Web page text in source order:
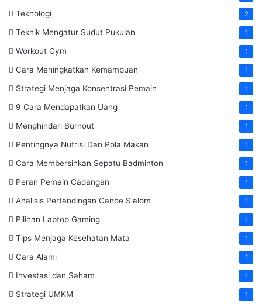
Teknologi 2
Teknik Mengatur Sudut Pukulan 1
Workout Gym 1
Cara Meningkatkan Kemampuan 1
Strategi Menjaga Konsentrasi Pemain 1
9 Cara Mendapatkan Uang 1
Menghindari Burnout 1
Pentingnya Nutrisi Dan Pola Makan 1
Cara Membersihkan Sepatu Badminton 1
Peran Pemain Cadangan 1
Analisis Pertandingan Canoe Slalom 1
Pilihan Laptop Gaming 1
Tips Menjaga Kesehatan Mata 1
Cara Alami 1
Investasi dan Saham 1
Strategi UMKM 1